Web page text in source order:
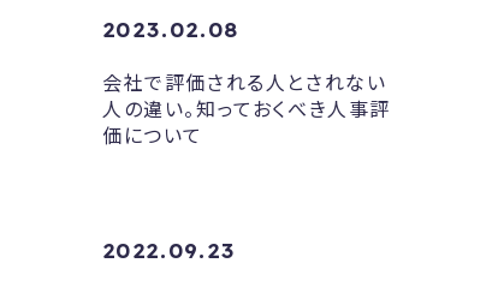
2023.02.08
会社で評価される人とされない
人の違い。知っておくべき人事評
価について
2022.09.23